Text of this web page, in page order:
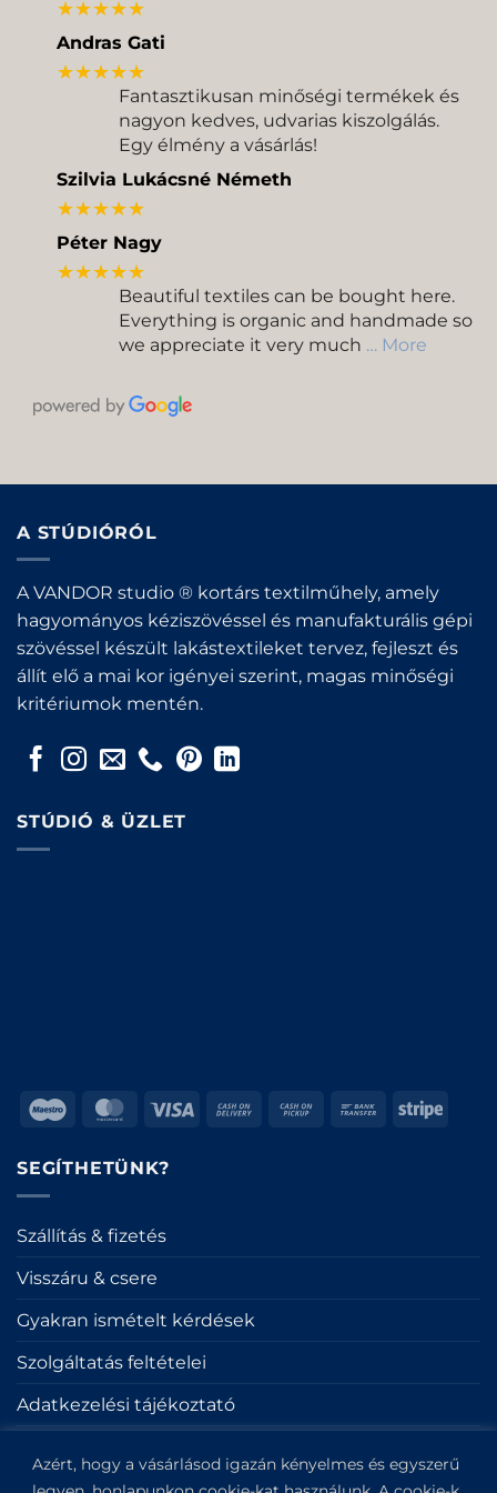
Azért, hogy a vásárlásod igazán kényelmes és egyszerű
★★★★★
Andras Gati
★★★★★
Fantasztikusan minőségi termékek és
nagyon kedves, udvarias kiszolgálás.
Egy élmény a vásárlás!
Szilvia Lukácsné Németh
★★★★★
Péter Nagy
★★★★★
Beautiful textiles can be bought here.
Everything is organic and handmade so
we appreciate it very much … More
A STÚDIÓRÓL
A VANDOR studio ® kortárs textilműhely, amely
hagyományos kéziszövéssel és manufakturális gépi
szövéssel készült lakástextileket tervez, fejleszt és
állít elő a mai kor igényei szerint, magas minőségi
kritériumok mentén.
STÚDIÓ & ÜZLET
Maestro MasterCard
Visa
Cash
Cash
Bank
Stripe
SEGÍTHETÜNK?
Szállítás & fizetés
Visszáru & csere
Gyakran ismételt kérdések
Szolgáltatás feltételei
Adatkezelési tájékoztató